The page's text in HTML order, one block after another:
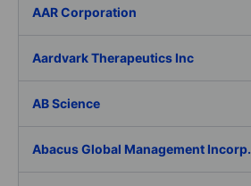
AAR Corporation
Aardvark Therapeutics Inc
AB Science
Abacus Global Management Incorp.